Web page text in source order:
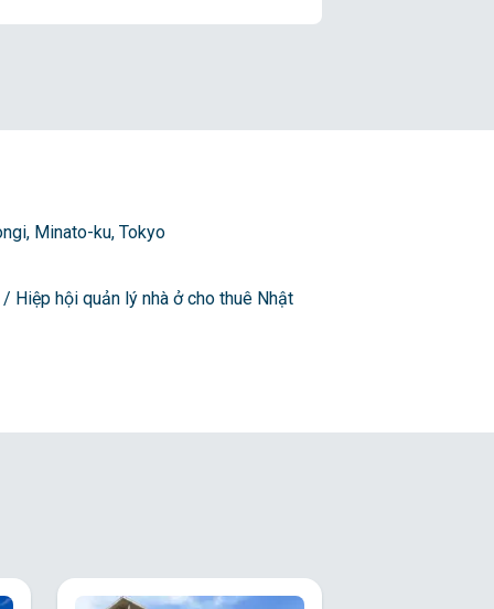
Minato-ku, Tokyo
Hiệp hội quản lý nhà ở cho thuê Nhật